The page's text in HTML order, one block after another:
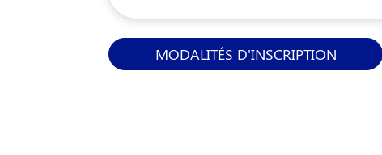
MODALITÉS D'INSCRIPTION